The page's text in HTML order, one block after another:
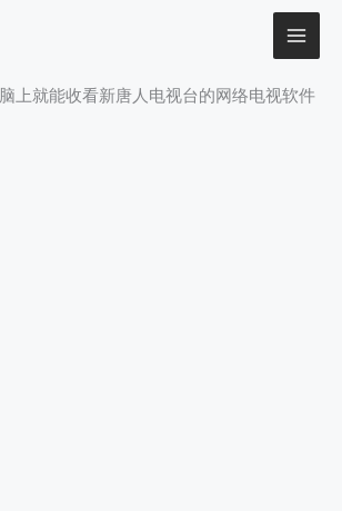
上就能收看新唐人电视台的网络电视软件